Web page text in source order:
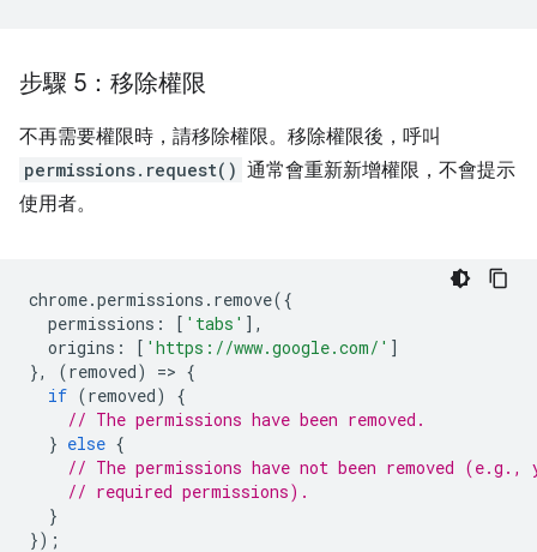
步驟 5：移除權限
不再需要權限時，請移除權限。移除權限後，呼叫
permissions.request() 通常會重新新增權限，不會提示
使用者。
chrome.permissions . remove({
permissions : [ 'tabs' ],
origins : [ 'https://www.google.com/' ]
},
(removed) => {
if (removed)
{
// The permissions have been removed.
} else {
// The permissions have not been removed (e.g.,
// required permissions).
}
});